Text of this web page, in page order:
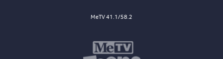
MeTV 41.1/58.2